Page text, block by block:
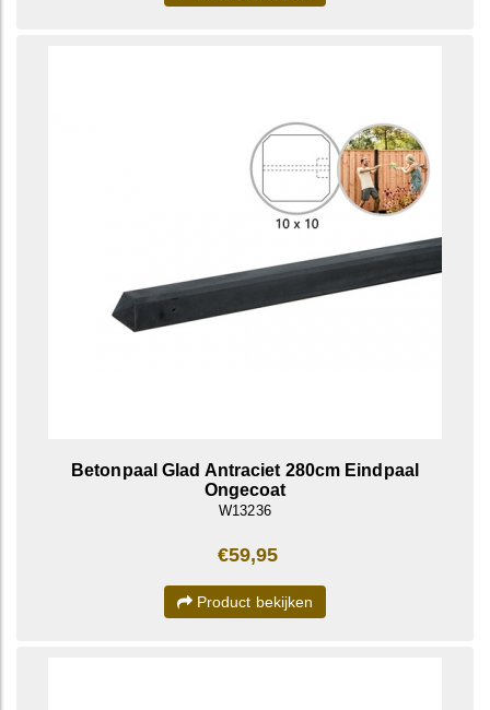
Betonpaal Glad Antraciet 280cm Eindpaal
Ongecoat
W13236
€59,95
Product bekijken